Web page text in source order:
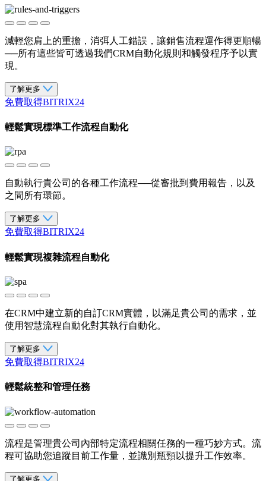
減輕您肩上的重擔，消弭人工錯誤，讓銷售流程運作得更順暢
──所有這些皆可透過我們CRM自動化規則和觸發程序予以實
現。
了解更多
免費取得BITRIX24
輕鬆實現標準工作流程自動化
自動執行貴公司的各種工作流程──從審批到費用報告，以及
之間所有環節。
了解更多
免費取得BITRIX24
輕鬆實現複雜流程自動化
在CRM中建立新的自訂CRM實體，以滿足貴公司的需求，並
使用智慧流程自動化對其執行自動化。
了解更多
免費取得BITRIX24
輕鬆統整和管理任務
流程是管理貴公司內部特定流程相關任務的一種巧妙方式。流
程可協助您追蹤目前工作量，並識別瓶頸以提升工作效率。
了解更多